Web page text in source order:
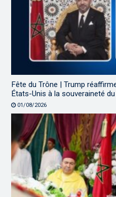
Fête du Trône | Trump
États-Unis à la souveraineté
01/08/2026